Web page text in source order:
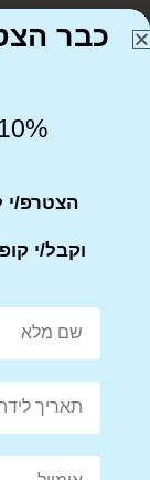
Product
כבר
10% הנחה לקניה
הצטרפ/י
וקבל/י קופון של 10% הנחה